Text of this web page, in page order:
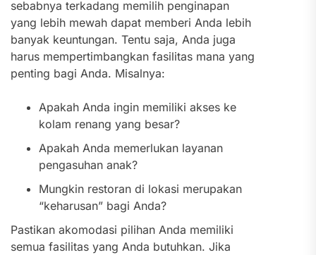
sebabnya terkadang memilih penginapan
yang lebih mewah dapat memberi Anda lebih
banyak keuntungan. Tentu saja, Anda juga
harus mempertimbangkan fasilitas mana yang
penting bagi Anda. Misalnya:
Apakah Anda ingin memiliki akses ke
kolam renang yang besar?
Apakah Anda memerlukan layanan
pengasuhan anak?
Mungkin restoran di lokasi merupakan
“keharusan” bagi Anda?
Pastikan akomodasi pilihan Anda memiliki
semua fasilitas yang Anda butuhkan. Jika